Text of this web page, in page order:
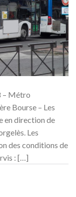
– Métro
Bourse – Les
en direction de
Les
des conditions de
: […]